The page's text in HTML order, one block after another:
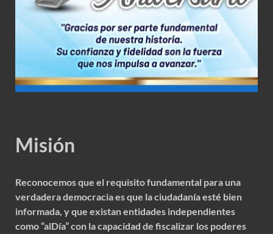
Misión
Reconocemos que el requisito fundamental para una
verdadera democracia es que la ciudadanía esté bien
informada, y que existan entidades independientes
como “alDía” con la capacidad de fiscalizar los poderes